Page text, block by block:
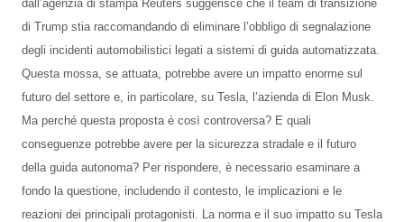
dall’agenzia di stampa Reuters suggerisce che il team di transizione
di Trump stia raccomandando di eliminare l’obbligo di segnalazione
degli incidenti automobilistici legati a sistemi di guida automatizzata.
Questa mossa, se attuata, potrebbe avere un impatto enorme sul
futuro del settore e, in particolare, su Tesla, l’azienda di Elon Musk.
Ma perché questa proposta è così controversa? E quali
conseguenze potrebbe avere per la sicurezza stradale e il futuro
della guida autonoma? Per rispondere, è necessario esaminare a
fondo la questione, includendo il contesto, le implicazioni e le
reazioni dei principali protagonisti. La norma e il suo impatto su Tesla